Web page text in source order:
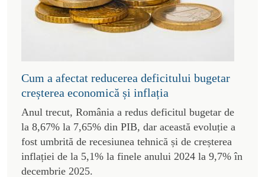
Cum a afectat reducerea deficitului bugetar
creșterea economică și inflația
Anul trecut, România a redus deficitul bugetar de
la 8,67% la 7,65% din PIB, dar această evoluție a
fost umbrită de recesiunea tehnică și de creșterea
inflației de la 5,1% la finele anului 2024 la 9,7% în
decembrie 2025.